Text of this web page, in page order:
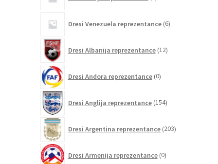
Dresi Venezuela reprezentance 6izdelkov
Dresi Albanija reprezentance 12izdelkov
Dresi Andora reprezentance 0izdelkov
Dresi Anglija reprezentance 154izdelkov
Dresi Argentina reprezentance 203izdelki
Dresi Armenija reprezentance 0izdelkov